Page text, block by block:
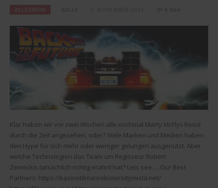
ALLGEMEIN
Klar haben wir vor zwei Wochen alle nochmal Marty McFlys Reise
durch die Zeit angesehen, oder? Viele Marken und Medien haben
den Hype für sich mehr oder weniger gelungen ausgenutzt. Aber
welche Technologien das Team um Regisseur Robert
Zemeckis tatsächlich richtig erahnt hat? Lets see…. Our Best
Partners: https://kasinotilmanrekisteröitymistä.net/